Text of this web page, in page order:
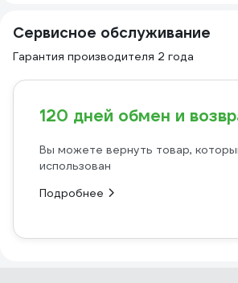
Сервисное обслуживание
Гарантия производителя 2 года
120 дней обмен и
Вы можете вернуть товар,
использован
Подробнее